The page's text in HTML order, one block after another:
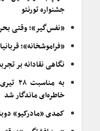
جشنواره تورنتو
«نفس‌گیر»؛ وقتی
«فراموشخانه»؛
نگاهی نقادانه بر
به
خاطره‌ای ماندگار شد
کمدی «مادرکیو»